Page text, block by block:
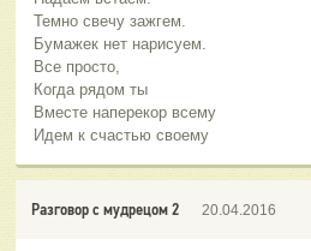
Темно свечу зажгем.
Бумажек нет нарисуем.
Все просто,
Когда рядом ты
Вместе наперекор всему
Идем к счастью своему
Разговор с мудрецом 2 20.04.2016